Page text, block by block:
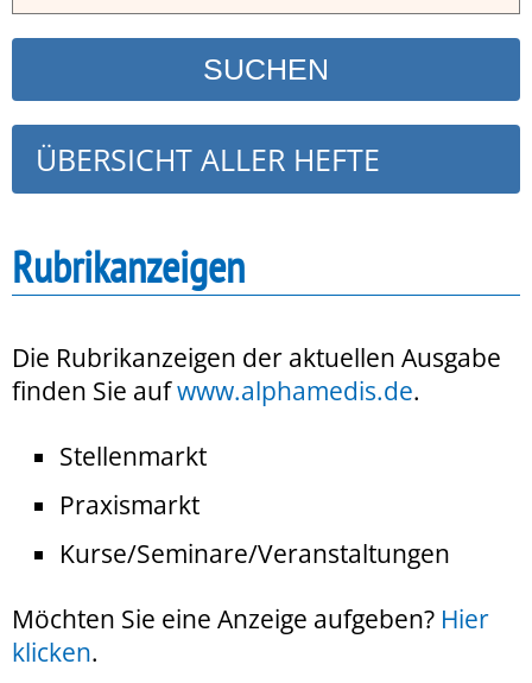
ÜBERSICHT ALLER HEFTE
Rubrikanzeigen
Die Rubrikanzeigen der aktuellen Ausgabe
finden Sie aufwww.alphamedis.de.
Stellenmarkt
Praxismarkt
Kurse/Seminare/Veranstaltungen
Möchten Sie eine Anzeige aufgeben? Hier
klicken.